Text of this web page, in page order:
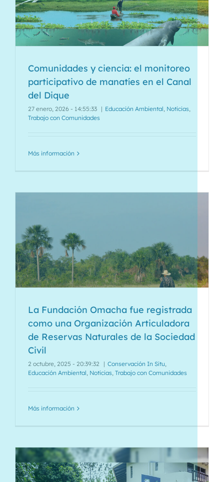
Comunidades y ciencia: el monitoreo
participativo de manatíes en el Canal
del Dique
27 enero, 2026 - 14:55:33 | Educación Ambiental, Noticias,
Trabajo con Comunidades
Más información
La Fundación Omacha fue registrada
como una Organización Articuladora
de Reservas Naturales de la Sociedad
Civil
2 octubre, 2025 - 20:39:32 | Conservación In Situ,
Educación Ambiental, Noticias, Trabajo con Comunidades
Más información